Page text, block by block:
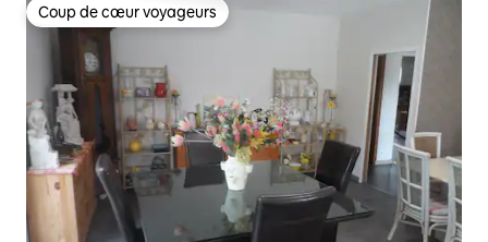
Coup de cœur voyageurs
Coup de cœur voyageurs